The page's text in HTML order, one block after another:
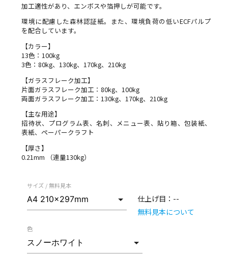
加工適性があり、エンボスや箔押しが可能です。
環境に配慮した森林認証紙。また、環境負荷の低いECFパルプ
を配合しています。
【カラー】
13色：100kg
3色：80kg、130kg、170kg、210kg
【ガラスフレーク加工】
片面ガラスフレーク加工：80kg、100kg
両面ガラスフレーク加工：130kg、170kg、210kg
【主な用途】
招待状、プログラム表、名刺、メニュー表、貼り箱、包装紙、
表紙、ペーパークラフト
【厚さ】
0.21mm （連量130kg）
サイズ / 無料見本
仕上げ目： --
無料見本について
色